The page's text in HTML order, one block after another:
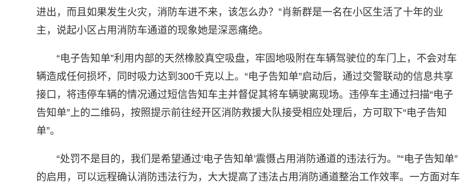
进出，而且如果发生火灾，消防车进不来，该怎么办？”肖新群是一名在小区生活了十年的业
主，说起小区占用消防车通道的现象她是深恶痛绝。
“电子告知单”利用内部的天然橡胶真空吸盘，牢固地吸附在车辆驾驶位的车门上，不会对车
辆造成任何损坏，同时吸力达到300千克以上。“电子告知单”启动后，通过交警联动的信息共享
接口，将违停车辆的情况通过短信告知车主并督促其将车辆驶离现场。违停车主通过扫描“电子
告知单”上的二维码，按照提示前往经开区消防救援大队接受相应处理后，方可取下“电子告知
单”。
“处罚不是目的，我们是希望通过‘电子告知单’震慑占用消防通道的违法行为。”“电子告知单”
的启用，可以远程确认消防违法行为，大大提高了违法占用消防通道整治工作效率。一方面对车